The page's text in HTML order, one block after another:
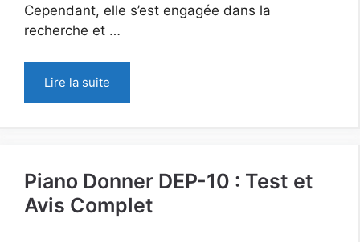
Cependant, elle s’est engagée dans la
recherche et …
Lire la suite
Piano Donner DEP-10 : Test et
Avis Complet